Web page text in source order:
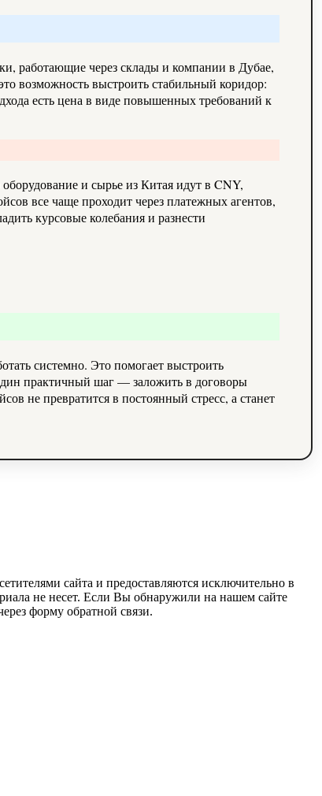
работающие через склады и компании в Дубае,
возможность выстроить стабильный коридор:
есть цена в виде повышенных требований к
и сырье из Китая идут в CNY,
все чаще проходит через платежных агентов,
курсовые колебания и разнести
системно. Это помогает выстроить
практичный шаг — заложить в договоры
не превратится в постоянный стресс, а станет
сайта и предоставляются исключительно в
не несет. Если Вы обнаружили на нашем сайте
форму обратной связи.